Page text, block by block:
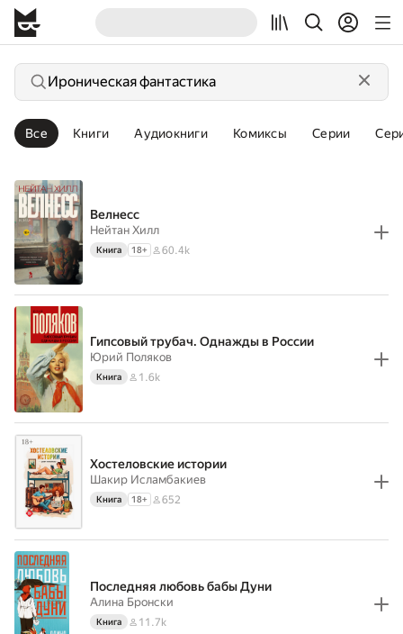
Все Книги Аудиокниги Комиксы Серии
Велнесс
Нейтан Хилл
Книга 18+ 60.4k
Гипсовый трубач. Однажды в России
Юрий Поляков
Книга 1.6k
Хостеловские истории
Шакир Исламбакиев
Книга 18+ 652
Последняя любовь бабы Дуни
Алина Бронски
Книга 11.7k